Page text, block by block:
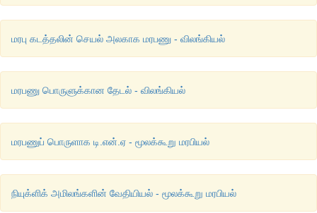
மரபு கடத்தலின் செயல் அலகாக மரபணு - விலங்கியல்
மரபணு பொருளுக்கான தேடல் - விலங்கியல்
மரபணுப் பொருளாக டி.என்.ஏ - மூலக்கூறு மரபியல்
நியுக்ளிக் அமிலங்களின் வேதியியல் - மூலக்கூறு மரபியல்